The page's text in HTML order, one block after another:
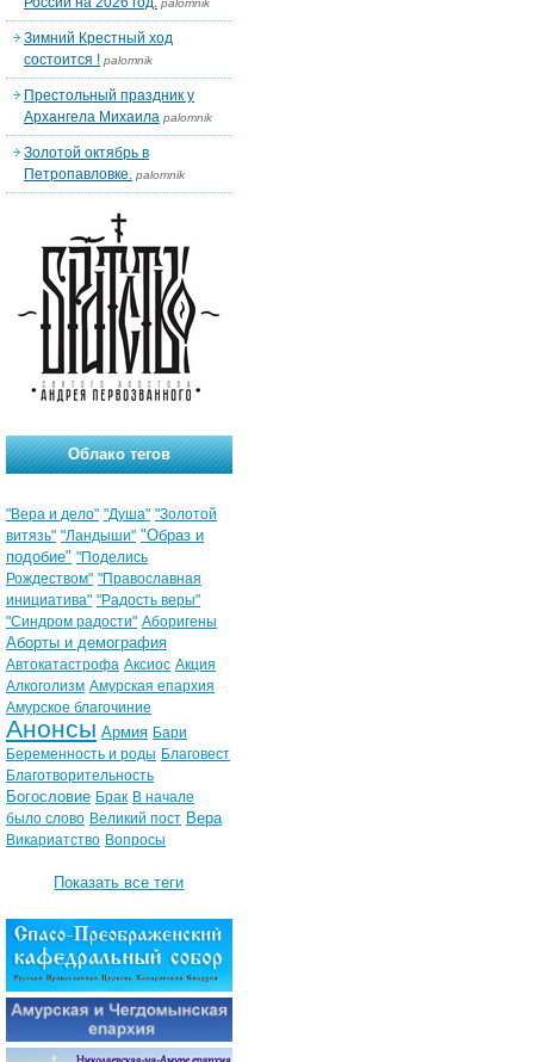
palomnik
Зимний Крестный ход
состоится ! palomnik
Престольный праздник у
Архангела Михаила palomnik
Золотой октябрь в
Петропавловке. palomnik
Облако тегов
"Вера и дело" "Душа" "Золотой
витязь" "Ландыши" "Образ и
подобие" "Поделись
Рождеством" "Православная
инициатива" "Радость веры"
"Синдром радости" Аборигены
Аборты и демография
Автокатастрофа Аксиос Акция
Алкоголизм Амурская епархия
Амурское благочиние
Анонсы Армия Бари
Беременность и роды Благовест
Благотворительность
Богословие Брак В начале
было слово Великий пост Вера
Викариатство Вопросы
Показать все теги